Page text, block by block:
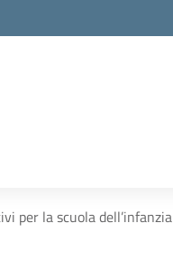
per la scuola dell’infanzia